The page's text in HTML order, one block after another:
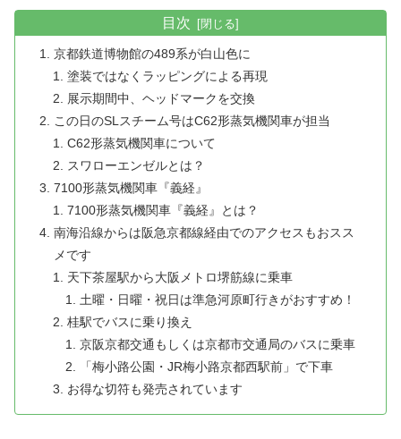
目次
京都鉄道博物館の489系が白山色に
塗装ではなくラッピングによる再現
展示期間中、ヘッドマークを交換
この日のSLスチーム号はC62形蒸気機関車が担当
C62形蒸気機関車について
スワローエンゼルとは？
7100形蒸気機関車『義経』
7100形蒸気機関車『義経』とは？
南海沿線からは阪急京都線経由でのアクセスもおスス
メです
天下茶屋駅から大阪メトロ堺筋線に乗車
土曜・日曜・祝日は準急河原町行きがおすすめ！
桂駅でバスに乗り換え
京阪京都交通もしくは京都市交通局のバスに乗車
「梅小路公園・JR梅小路京都西駅前」で下車
お得な切符も発売されています